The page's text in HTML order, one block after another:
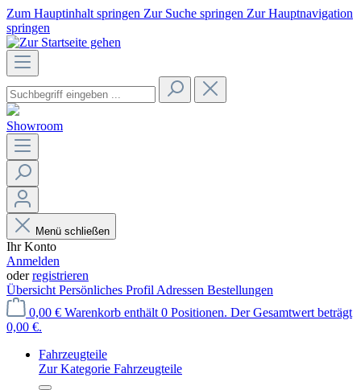
Zum Hauptinhalt springen Zur Suche springen Zur Hauptnavigation
springen
Showroom
Menü schließen
Ihr Konto
Anmelden
oderregistrieren
Übersicht Persönliches Profil Adressen Bestellungen
0,00 € Warenkorb enthält 0 Positionen. Der Gesamtwert beträgt
0,00 €.
Fahrzeugteile
Zur Kategorie Fahrzeugteile